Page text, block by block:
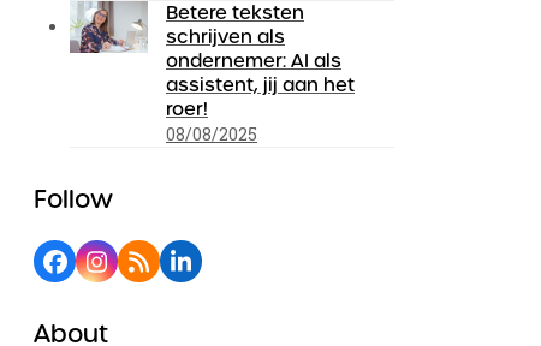
Betere teksten
schrijven als
ondernemer: AI als
assistent, jij aan het
roer!
08/08/2025
Follow
Facebook
Instagram
RSSLinkedIn
About